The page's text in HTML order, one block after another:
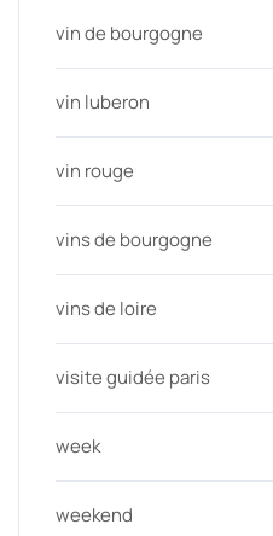
vin de bourgogne
vin luberon
vin rouge
vins de bourgogne
vins de loire
visite guidée paris
week
weekend